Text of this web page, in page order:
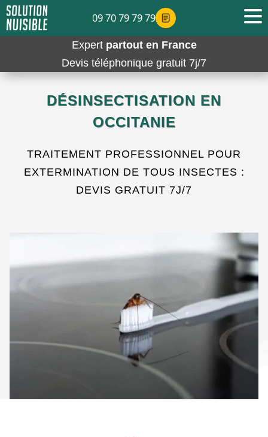
Expert partout en France
Devis téléphonique gratuit 7j/7
DÉSINSECTISATION EN
OCCITANIE
TRAITEMENT PROFESSIONNEL POUR
EXTERMINATION DE TOUS INSECTES :
DEVIS GRATUIT 7J/7
09 70 79 79 79